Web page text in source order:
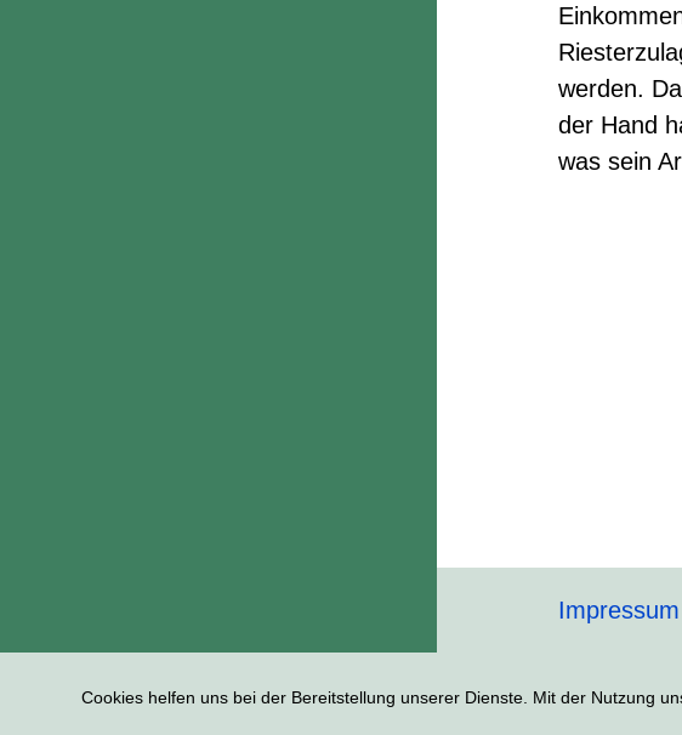
werden.
der Hand
was sein
Impressum
Cookies helfen uns bei der Bereitstellung unserer Dienste. Mit der Nutzung